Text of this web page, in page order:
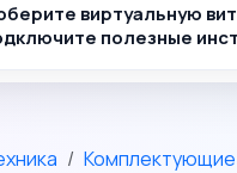
виртуальную
полезные
Комплектующие